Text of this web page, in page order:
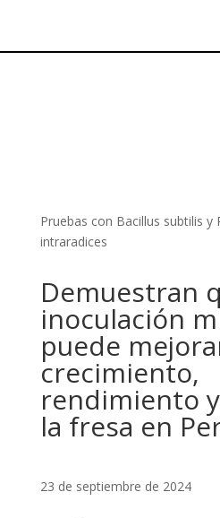
Pruebas con Bacillus subtilis y
intraradices
Demuestran
inoculación
puede
crecimiento,
rendimiento
la fresa en
23 de septiembre de 2024